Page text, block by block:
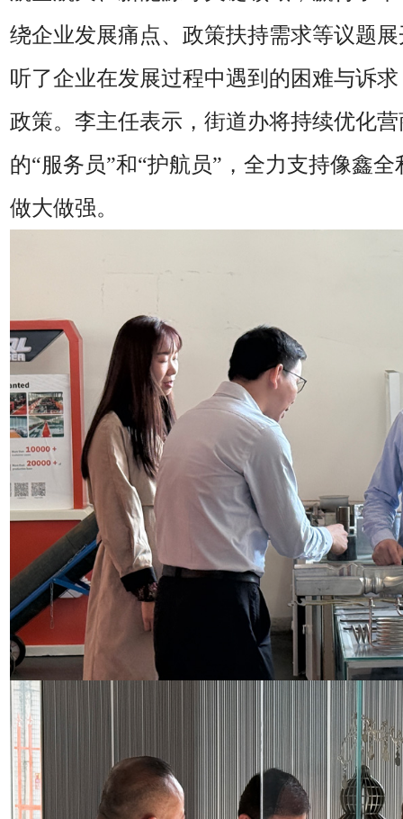
绕企业发展痛点、政策扶持需求等议题
听了企业在发展过程中遇到的困难与诉
政策。李主任表示，街道办将持续优化
的“服务员”和“护航员”，全力支持像鑫全
做大做强。